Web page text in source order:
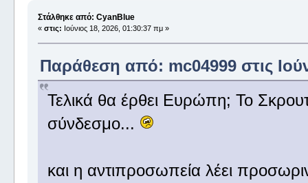
Στάλθηκε από: CyanBlue
« στις: Ιούνιος 18, 2026, 01:30:37 πμ »
Παράθεση από: mc04999 στις
Τελικά θα έρθει Ευρώπη; Το
σύνδεσμο...
και η αντιπροσωπεία λέει